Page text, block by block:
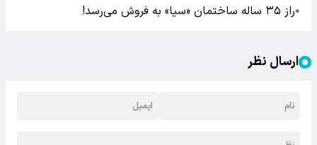
●راز ۳۵ ساله ساختمان «سیا» به فروش می‌رسد!
ارسال نظر